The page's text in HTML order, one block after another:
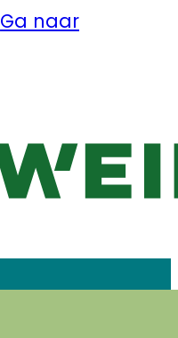
Ga naar